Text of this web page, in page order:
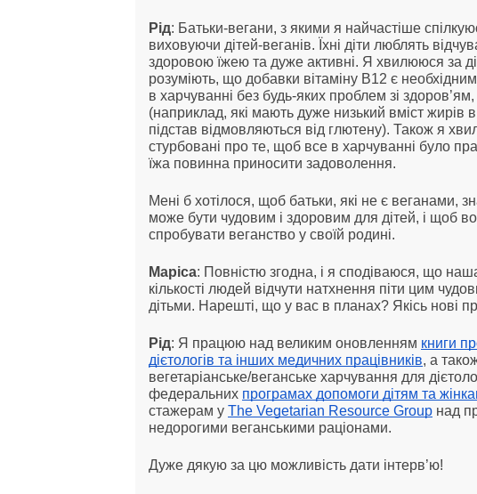
Рід: Батьки-вегани, з якими я найчастіше
виховуючи дітей-веганів. Їхні діти люблять
здоровою їжею та дуже активні. Я хвилююся за
розуміють, що добавки вітаміну B12 є
в харчуванні без будь-яких проблем зі
(наприклад, які мають дуже низький вміст жирів
підстав відмовляються від глютену). Також я
стурбовані про те, щоб все в харчуванні було
їжа повинна приносити задоволення.
Мені б хотілося, щоб батьки, які не є веганами,
може бути чудовим і здоровим для дітей, і щоб
спробувати веганство у своїй родині.
Маріса: Повністю згодна, і я сподіваюся, що
кількості людей відчути натхнення піти цим
дітьми. Нарешті, що у вас в планах? Якісь нові
Рід: Я працюю над великим оновленням книги
дієтологів та інших медичних працівників, а
вегетаріанське/веганське харчування для
федеральних програмах допомоги дітям та
стажерам у The Vegetarian Resource Group над
недорогими веганськими раціонами.
Дуже дякую за цю можливість дати інтерв’ю!